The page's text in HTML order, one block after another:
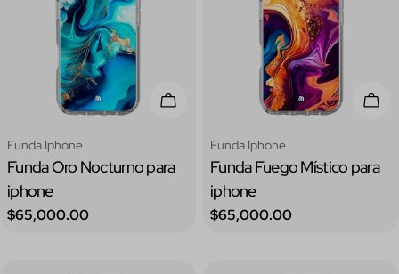
Elige Opciones
Tipo:
Funda Iphone
Funda Oro Nocturno para
iphone
Precio
$65,000.00
Tipo:
Funda Iphone
Funda Fuego Místico para
iphone
Precio
$65,000.00